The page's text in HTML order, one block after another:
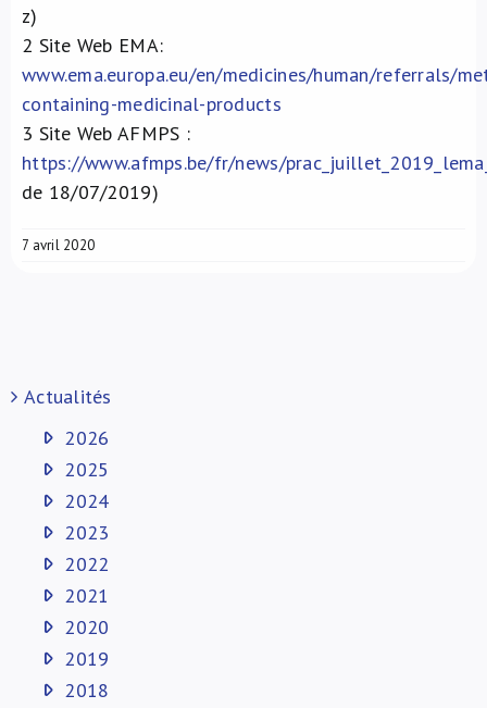
z)
2 Site Web EMA:
www.ema.europa.eu/en/medicines/human/referrals/
containing-medicinal-products
3 Site Web AFMPS :
https://www.afmps.be/fr/news/
de 18/07/2019)
7 avril 2020
Actualités
2026
2025
2024
2023
2022
2021
2020
2019
2018